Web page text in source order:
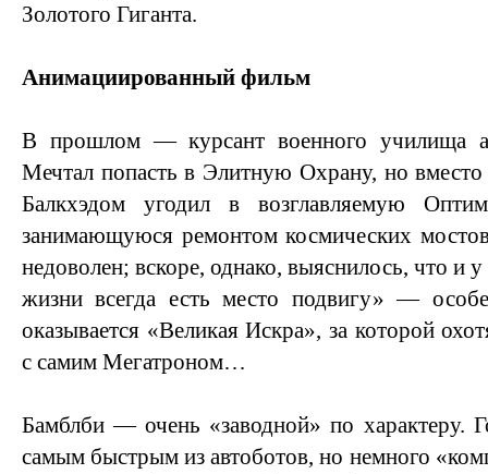
Золотого Гиганта.
Анимациированный фильм
В прошлом — курсант военного училища
Мечтал попасть в Элитную Охрану, но вместо
Балкхэдoм угодил в возглавляемую
занимающуюся ремонтом космических
недоволен; вскоре, однако, выяснилось, что и
жизни всегда есть место подвигу» —
оказывается «Великая Искра», за которой
с самим Мегатроном…
Бамблби — очень «заводной» по характеру.
самым быстрым из автоботов, но немного